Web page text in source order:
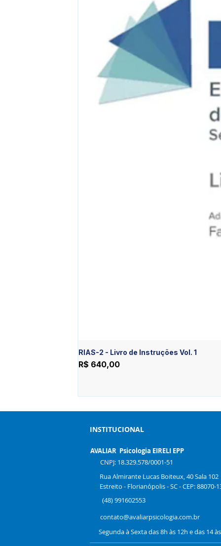
RIAS-2 - Livro de Instruções Vol. 1
Preço
R$ 640,00
INSTITUCIONAL
AVALIAR Psicologia EIRELI EPP
CNPJ: 18.329.578/0001-51
Rua Almirante Lucas Boiteux, 40 Sala 102
Estreito - Florianópolis - SC - CEP: 88070-
(48) 991602553
contato@avaliarpsicologia.com.br
Segunda à Sexta das 8h às 12h e das 14